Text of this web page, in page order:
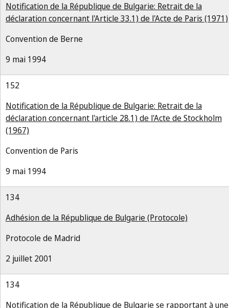
Notification de la République de Bulgarie: Retrait de la
déclaration concernant l'Article 33.1) de l'Acte de Paris (1971)
Convention de Berne
9 mai 1994
152
Notification de la République de Bulgarie: Retrait de la
déclaration concernant l'article 28.1) de l'Acte de Stockholm
(1967)
Convention de Paris
9 mai 1994
134
Adhésion de la République de Bulgarie (Protocole)
Protocole de Madrid
2 juillet 2001
134
Notification de la République de Bulgarie se rapportant à une